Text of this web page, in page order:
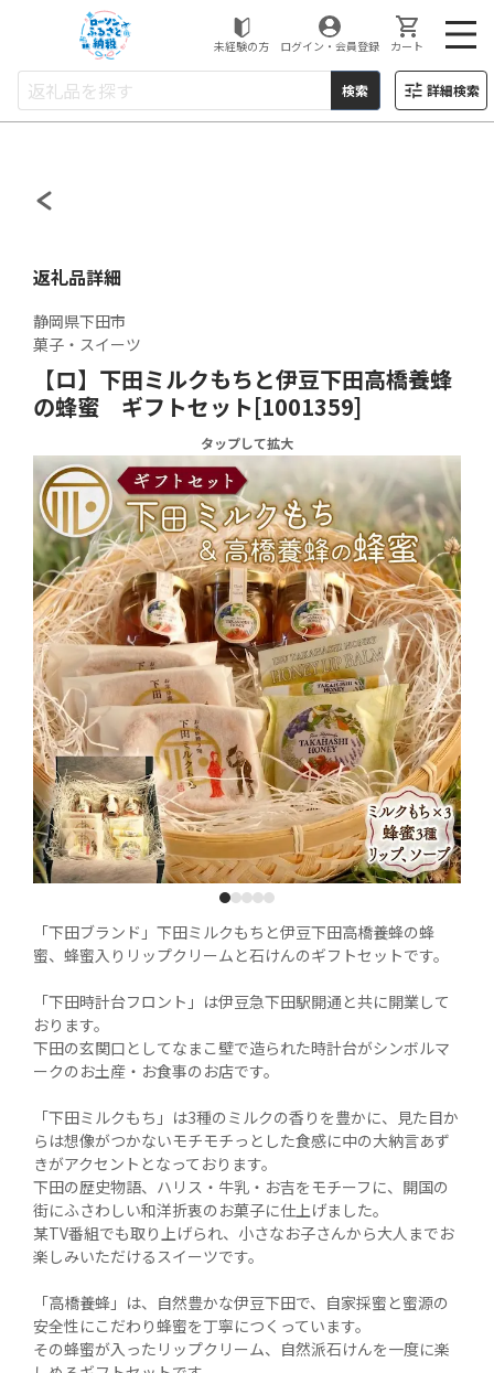
ローソンふるさと納税
未経験の方 ログイン・会員登録 カート
検索 詳細検索
返礼品詳細
静岡県下田市
菓子・スイーツ
【ロ】下田ミルクもちと伊豆下田高橋養蜂
の蜂蜜 ギフトセット[1001359]
タップして拡大
1 2 3 4 5
「下田ブランド」下田ミルクもちと伊豆下田高橋養蜂の蜂
蜜、蜂蜜入りリップクリームと石けんのギフトセットです。
「下田時計台フロント」は伊豆急下田駅開通と共に開業して
おります。
下田の玄関口としてなまこ壁で造られた時計台がシンボルマ
ークのお土産・お食事のお店です。
「下田ミルクもち」は3種のミルクの香りを豊かに、見た目か
らは想像がつかないモチモチっとした食感に中の大納言あず
きがアクセントとなっております。
下田の歴史物語、ハリス・牛乳・お吉をモチーフに、開国の
街にふさわしい和洋折衷のお菓子に仕上げました。
某TV番組でも取り上げられ、小さなお子さんから大人までお
楽しみいただけるスイーツです。
「高橋養蜂」は、自然豊かな伊豆下田で、自家採蜜と蜜源の
安全性にこだわり蜂蜜を丁寧につくっています。
その蜂蜜が入ったリップクリーム、自然派石けんを一度に楽